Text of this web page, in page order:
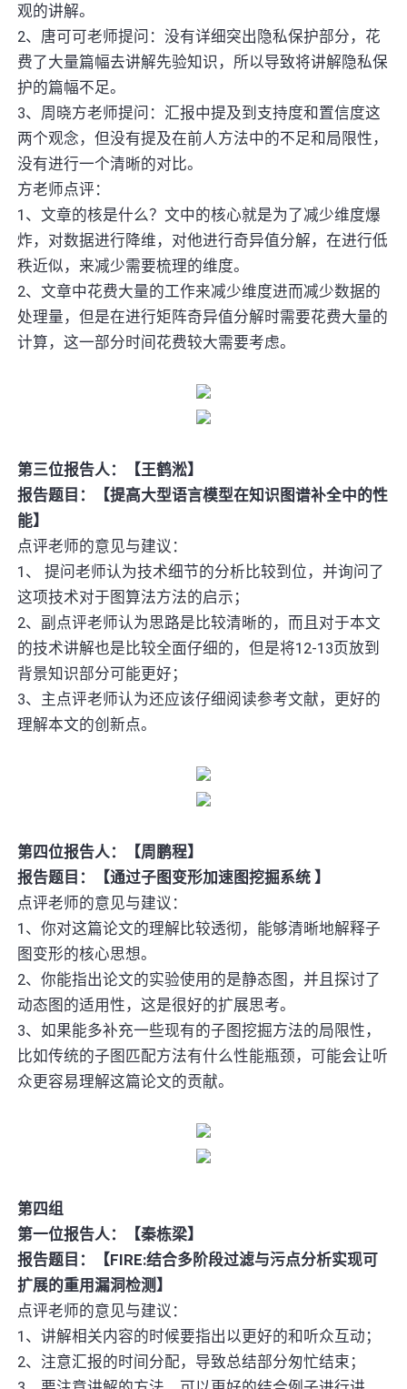
观的讲解。
2、唐可可老师提问：没有详细突出隐私保护部分，花
费了大量篇幅去讲解先验知识，所以导致将讲解隐私保
护的篇幅不足。
3、周晓方老师提问：汇报中提及到支持度和置信度这
两个观念，但没有提及在前人方法中的不足和局限性，
没有进行一个清晰的对比。
方老师点评：
1、文章的核是什么？文中的核心就是为了减少维度爆
炸，对数据进行降维，对他进行奇异值分解，在进行低
秩近似，来减少需要梳理的维度。
2、文章中花费大量的工作来减少维度进而减少数据的
处理量，但是在进行矩阵奇异值分解时需要花费大量的
计算，这一部分时间花费较大需要考虑。
第三位报告人：【王鹤淞】
报告题目：【提高大型语言模型在知识图谱补全中的性
能】
点评老师的意见与建议：
1、 提问老师认为技术细节的分析比较到位，并询问了
这项技术对于图算法方法的启示；
2、副点评老师认为思路是比较清晰的，而且对于本文
的技术讲解也是比较全面仔细的，但是将12-13页放到
背景知识部分可能更好；
3、主点评老师认为还应该仔细阅读参考文献，更好的
理解本文的创新点。
第四位报告人：【周鹏程】
报告题目：【通过子图变形加速图挖掘系统 】
点评老师的意见与建议：
1、你对这篇论文的理解比较透彻，能够清晰地解释子
图变形的核心思想。
2、你能指出论文的实验使用的是静态图，并且探讨了
动态图的适用性，这是很好的扩展思考。
3、如果能多补充一些现有的子图挖掘方法的局限性，
比如传统的子图匹配方法有什么性能瓶颈，可能会让听
众更容易理解这篇论文的贡献。
第四组
第一位报告人：【秦栋梁】
报告题目：【FIRE:结合多阶段过滤与污点分析实现可
扩展的重用漏洞检测】
点评老师的意见与建议：
1、讲解相关内容的时候要指出以更好的和听众互动；
2、注意汇报的时间分配，导致总结部分匆忙结束；